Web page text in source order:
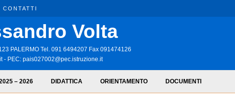
CONTATTI
Volta
PALERMO Tel. 091 6494207 Fax 091474126
- PEC:pais027002@pec.istruzione.it
– 2026 DIDATTICA ORIENTAMENTO DOCUMENTI